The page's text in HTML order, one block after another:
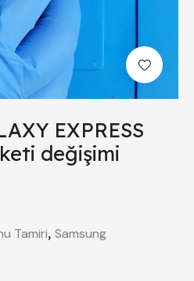
EXPRESS
değişimi
Tamiri, Samsung